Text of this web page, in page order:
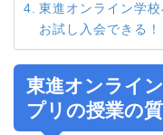
東進オンライン学
お試し入会できる！
東進オンライ
プリの授業の